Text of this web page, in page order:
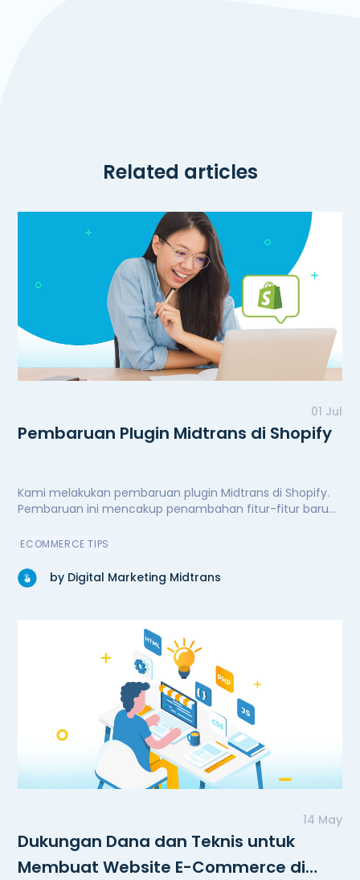
Related articles
01 Jul
Pembaruan Plugin Midtrans di Shopify
Kami melakukan pembaruan plugin Midtrans di Shopify.
Pembaruan ini mencakup penambahan fitur-fitur baru
peningkatan performa secara signifikan, serta perbaikan
ECOMMERCE TIPS
by Digital Marketing Midtrans
14 May
Dukungan Dana dan Teknis untuk
Membuat Website E-Commerce di